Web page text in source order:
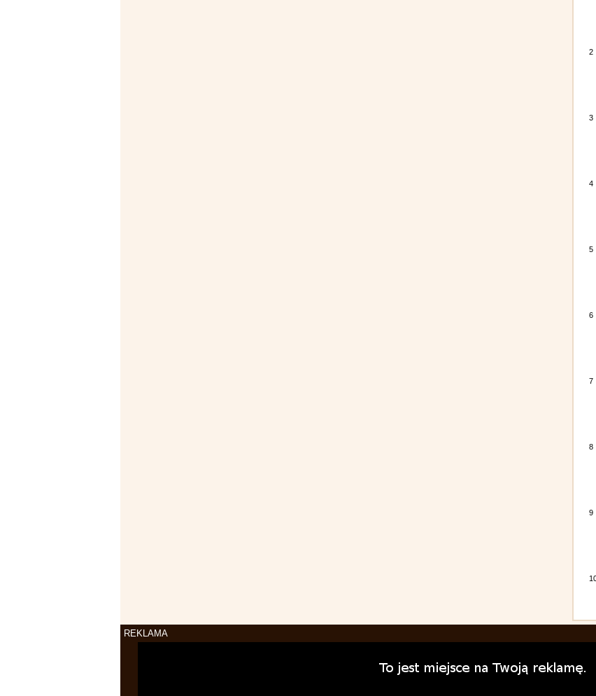
2
3
4
5
6
7
8
9
REKLAMA